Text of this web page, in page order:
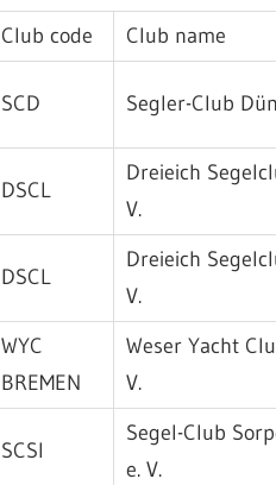
Club code Club name
SCD Segler-Club
DSCL
Dreieich
V.
DSCL
Dreieich
V.
WYC
BREMEN
Weser Yacht
V.
SCSI
Segel-Club
e. V.